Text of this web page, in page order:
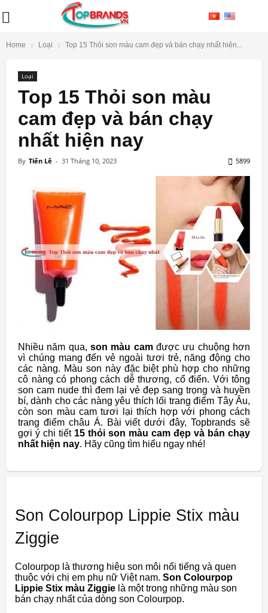
Home Loại Top 15 Thỏi son màu cam đẹp và bán chạy nhất hiện...
Loại
Top 15 Thỏi son màu
cam đẹp và bán chạy
nhất hiện nay
By Tiến Lê - 31 Tháng 10, 2023 5899
Nhiều năm qua, son màu camđược ưu chuộng hơn
vì chúng mang đến vẻ ngoài tươi trẻ, năng động cho
các nàng. Màu son này đặc biệt phù hợp cho những
cô nàng có phong cách dễ thương, cổ điển. Với tông
son cam nude thì đem lại vẻ đẹp sang trọng và huyền
bí, dành cho các nàng yêu thích lối trang điểm Tây Âu,
còn son màu cam tươi lại thích hợp với phong cách
trang điểm châu Á. Bài viết dưới đây, Topbrands sẽ
gợi ý chi tiết 15 thỏi son màu cam đẹp và bán chạy
nhất hiện nay. Hãy cũng tìm hiểu ngay nhé!
Son Colourpop Lippie Stix màu
Ziggie
Colourpop là thương hiệu son môi nổi tiếng và quen
thuộc với chị em phụ nữ Việt nam. Son Colourpop
Lippie Stix màu Ziggie là một trong những màu son
bán chạy nhất của dòng son Colourpop.